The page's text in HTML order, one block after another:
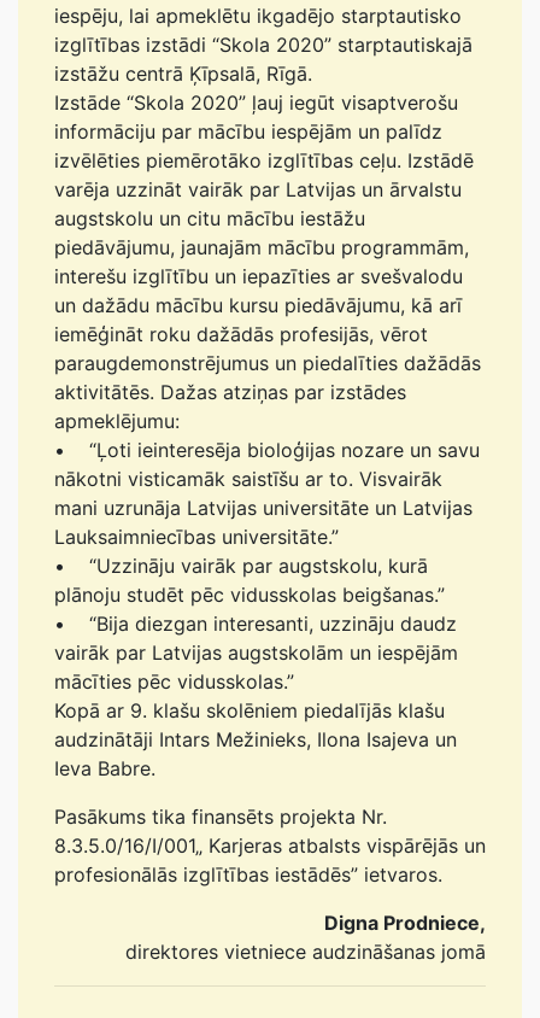
iespēju, lai apmeklētu ikgadējo starptautisko
izglītības izstādi “Skola 2020” starptautiskajā
izstāžu centrā Ķīpsalā, Rīgā.
Izstāde “Skola 2020” ļauj iegūt visaptverošu
informāciju par mācību iespējām un palīdz
izvēlēties piemērotāko izglītības ceļu. Izstādē
varēja uzzināt vairāk par Latvijas un ārvalstu
augstskolu un citu mācību iestāžu
piedāvājumu, jaunajām mācību programmām,
interešu izglītību un iepazīties ar svešvalodu
un dažādu mācību kursu piedāvājumu, kā arī
iemēģināt roku dažādās profesijās, vērot
paraugdemonstrējumus un piedalīties dažādās
aktivitātēs. Dažas atziņas par izstādes
apmeklējumu:
• “Ļoti ieinteresēja bioloģijas nozare un savu
nākotni visticamāk saistīšu ar to. Visvairāk
mani uzrunāja Latvijas universitāte un Latvijas
Lauksaimniecības universitāte.”
• “Uzzināju vairāk par augstskolu, kurā
plānoju studēt pēc vidusskolas beigšanas.”
• “Bija diezgan interesanti, uzzināju daudz
vairāk par Latvijas augstskolām un iespējām
mācīties pēc vidusskolas.”
Kopā ar 9. klašu skolēniem piedalījās klašu
audzinātāji Intars Mežinieks, Ilona Isajeva un
Ieva Babre.
Pasākums tika finansēts projekta Nr.
8.3.5.0/16/I/001„ Karjeras atbalsts vispārējās un
profesionālās izglītības iestādēs” ietvaros.
Digna Prodniece,
direktores vietniece audzināšanas jomā